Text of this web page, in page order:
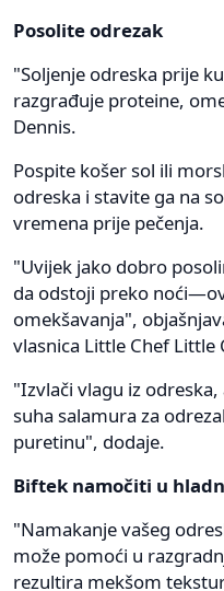
Posolite odrezak
"Soljenje odreska prije
razgrađuje proteine,
Dennis.
Pospite košer sol ili
odreska i stavite ga na
vremena prije pečenja.
"Uvijek jako dobro
da odstoji preko
omekšavanja",
vlasnica Little Chef Little
"Izvlači vlagu iz
suha salamura za
puretinu", dodaje.
Biftek namočiti u
"Namakanje vašeg
može pomoći u
rezultira mekšom